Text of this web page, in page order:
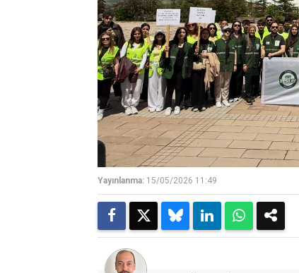
Yayınlanma: 15/05/2026 11:49